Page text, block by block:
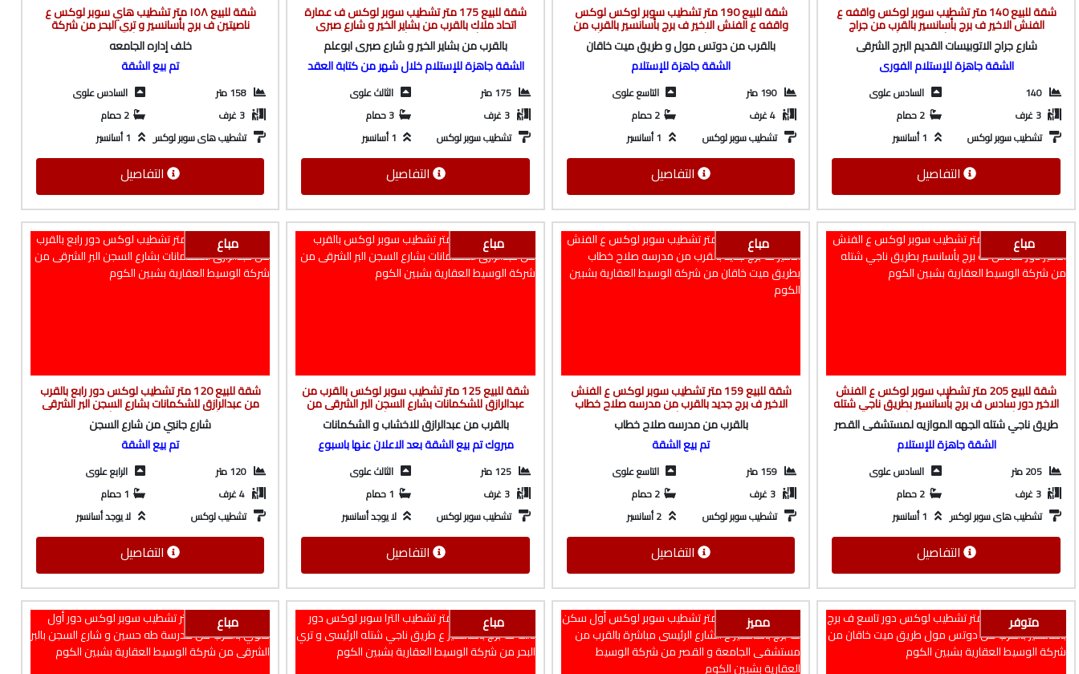
شقة للبيع 140 متر تشطيب سوبر لوكس واقفه ع
الفنش الاخير ف برج بأسانسير بالقرب من جراج
الاتوبيسات القديم بالبر الشرقى من شركة الوسيط
العقارية بشبين الكوم
شارع جراج الاتوبيسات القديم البرج الشرقى
الشقة جاهزة للإستلام الفورى
السادس علوى
3 غرف
2 حمام
تشطيب سوبر لوكس
التفاصيل
شقة للبيع 190 متر تشطيب سوبر لوكس لوكس
واقفه ع الفنش الاخير ف برج بأسانسير بالقرب من
دوتس مول من شركة الوسيط العقارية بشبين
الكوم
بالقرب من دوتس مول و طريق ميت خاقان
الشقة جاهزة للإستلام
190 متر
التاسع علوى
2 حمام
تشطيب سوبر لوكس
التفاصيل
شقة للبيع 175 متر تشطيب سوبر لوكس ف عمارة
اتحاد ملاك بالقرب من بشاير الخير و شارع صبرى
ابوعلم و شارع باريس من شركة الوسيط العقارية
بشبين الكوم
بالقرب من بشاير الخير و شارع صبرى ابوعلم
الشقة جاهزة للإستلام خلال شهر من كتابة العقد
الثالث علوى
3 حمام
تشطيب سوبر لوكس
التفاصيل
شقة للبيع ١٥٨ متر تشطيب هاي سوبر لوكس ع
ناصيتين ف برج بأسانسير و تري البحر من شركة
الوسيط العقارية بشبين الكوم
خلف إداره الجامعه
تم بيع الشقة
158 متر
السادس علوى
3 غرف
2 حمام
تشطيب هاى سوبر لوكس
التفاصيل
مباع
شقة للبيع 205 متر تشطيب سوبر لوكس ع الفنش
الاخير دور سادس ف برج بأسانسير بطريق ناجي شتله
من شركة الوسيط العقارية بشبين الكوم
طريق ناجي شتله الجهه الموازيه لمستشفى القصر
الشقة جاهزة للإستلام
السادس علوى
3 غرف
2 حمام
تشطيب هاى سوبر لوكس
التفاصيل
مباع
شقة للبيع 159 متر تشطيب سوبر لوكس ع الفنش
الاخير ف برج جديد بالقرب من مدرسه صلاح خطاب
بطريق ميت خاقان من شركة الوسيط العقارية
بشبين الكوم
بالقرب من مدرسه صلاح خطاب
تم بيع الشقة
159 متر
التاسع علوى
2 حمام
تشطيب سوبر لوكس
التفاصيل
مباع
شقة للبيع 125 متر تشطيب سوبر لوكس بالقرب من
عبدالرازق للشكمانات بشارع السجن البر الشرقى من
شركة الوسيط العقارية بشبين الكوم
بالقرب من عبدالرازق للاخشاب و الشكمانات
مبروك تم بيع الشقة بعد الاعلان عنها باسبوع
الثالث علوى
1 حمام
تشطيب سوبر لوكس
لا يوجد أسانسير
التفاصيل
مباع
شقة للبيع 120 متر تشطيب لوكس دور رابع بالقرب
من عبدالرازق للشكمانات بشارع السجن البر الشرقى
من شركة الوسيط العقارية بشبين الكوم
شارع جانبي من شارع السجن
تم بيع الشقة
120 متر
الرابع علوى
4 غرف
1 حمام
تشطيب لوكس
لا يوجد أسانسير
التفاصيل
متوفر مميز مباع مباع